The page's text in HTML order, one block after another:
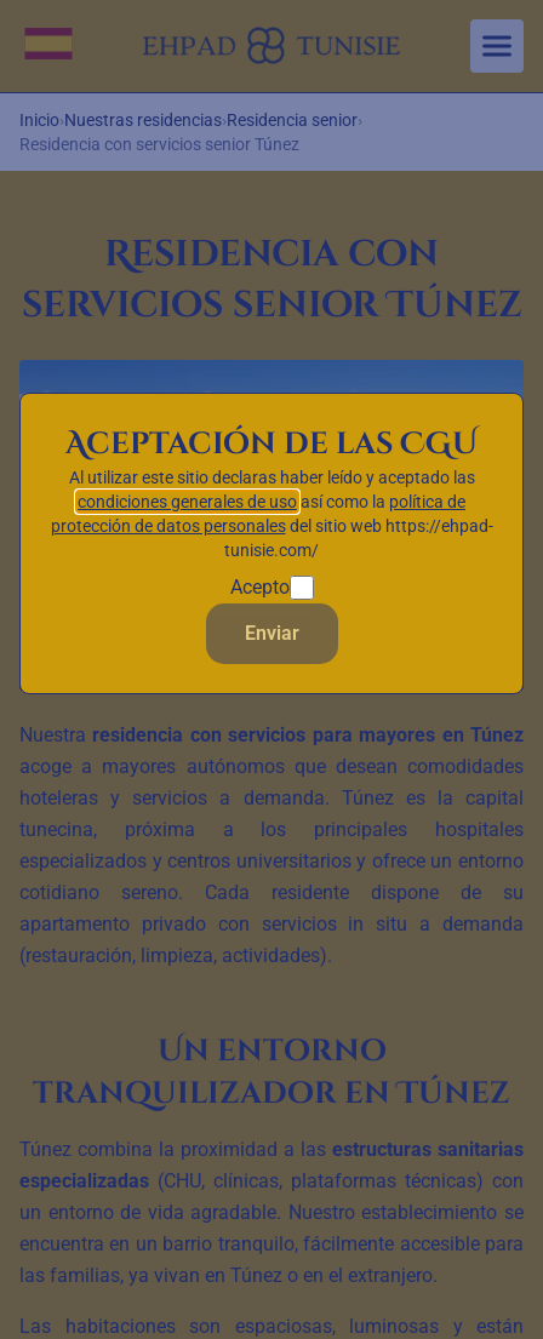
Aller au contenu principal
Cambiar idioma
Inicio›Nuestras residencias›Residencia senior›
Residencia con servicios senior Túnez
Residencia con
servicios senior Túnez
Nuestra residencia con servicios para mayores en Túnez
acoge a mayores autónomos que desean comodidades
hoteleras y servicios a demanda. Túnez es la capital
tunecina, próxima a los principales hospitales
especializados y centros universitarios y ofrece un entorno
cotidiano sereno. Cada residente dispone de su
apartamento privado con servicios in situ a demanda
(restauración, limpieza, actividades).
Un entorno
tranquilizador en Túnez
Túnez combina la proximidad a las estructuras sanitarias
especializadas (CHU, clínicas, plataformas técnicas) con
un entorno de vida agradable. Nuestro establecimiento se
encuentra en un barrio tranquilo, fácilmente accesible para
las familias, ya vivan en Túnez o en el extranjero.
Las habitaciones son espaciosas, luminosas y están
Aceptación de las CGU
Al utilizar este sitio declaras haber leído y aceptado las
condiciones generales de usoasí como la política de
protección de datos personalesdel sitio web https://ehpad-
tunisie.com/
Acepto
Enviar